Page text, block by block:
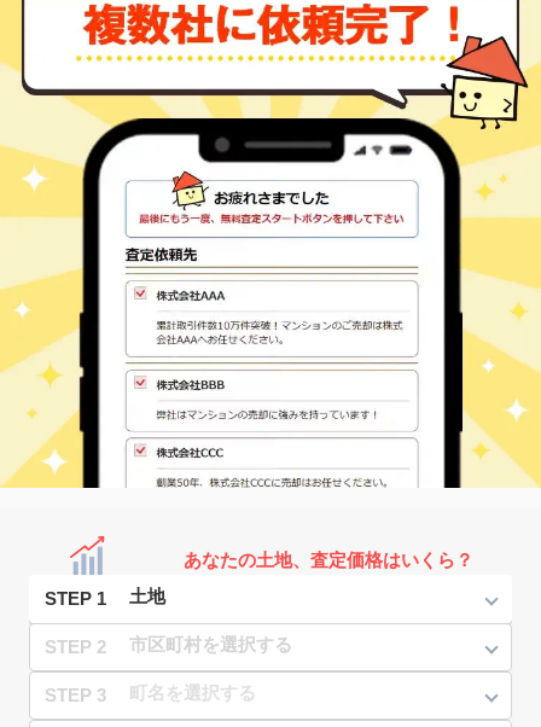
あなたの土地、査定価格はいくら？
STEP 1
STEP 2
STEP 3